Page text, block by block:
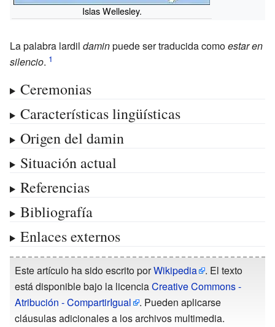
Islas Wellesley.
La palabra lardil daminpuede ser traducida comoestar en
silencio.
Ceremonias
Características lingüísticas
Origen del damin
Situación actual
Referencias
Bibliografía
Enlaces externos
Este artículo ha sido escrito porWikipedia
. El texto
está disponible bajo la licenciaCreative Commons -
Atribución - CompartirIgual
. Pueden aplicarse
cláusulas adicionales a los archivos multimedia.